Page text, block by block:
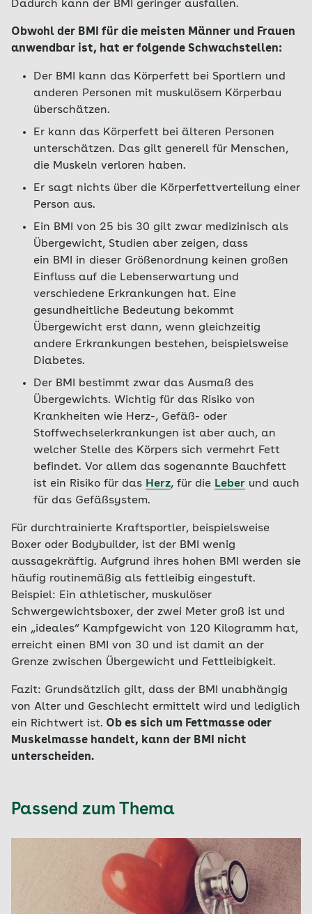
Dadurch kann der BMI geringer ausfallen.
Obwohl der BMI für die meisten Männer und Frauen
anwendbar ist, hat er folgende Schwachstellen:
Der BMI kann das Körperfett bei Sportlern und
anderen Personen mit muskulösem Körperbau
überschätzen.
Er kann das Körperfett bei älteren Personen
unterschätzen. Das gilt generell für Menschen,
die Muskeln verloren haben.
Er sagt nichts über die Körperfettverteilung einer
Person aus.
Ein BMI von 25 bis 30 gilt zwar medizinisch als
Übergewicht, Studien aber zeigen, dass
ein BMI in dieser Größenordnung keinen großen
Einfluss auf die Lebenserwartung und
verschiedene Erkrankungen hat. Eine
gesundheitliche Bedeutung bekommt
Übergewicht erst dann, wenn gleichzeitig
andere Erkrankungen bestehen, beispielsweise
Diabetes.
Der BMI bestimmt zwar das Ausmaß des
Übergewichts. Wichtig für das Risiko von
Krankheiten wie Herz-, Gefäß- oder
Stoffwechselerkrankungen ist aber auch, an
welcher Stelle des Körpers sich vermehrt Fett
befindet. Vor allem das sogenannte Bauchfett
ist ein Risiko für das Herz, für die Leber und auch
für das Gefäßsystem.
Für durchtrainierte Kraftsportler, beispielsweise
Boxer oder Bodybuilder, ist der BMI wenig
aussagekräftig. Aufgrund ihres hohen BMI werden sie
häufig routinemäßig als fettleibig eingestuft.
Beispiel: Ein athletischer, muskulöser
Schwergewichtsboxer, der zwei Meter groß ist und
ein „ideales“ Kampfgewicht von 120 Kilogramm hat,
erreicht einen BMI von 30 und ist damit an der
Grenze zwischen Übergewicht und Fettleibigkeit.
Fazit: Grundsätzlich gilt, dass der BMI unabhängig
von Alter und Geschlecht ermittelt wird und lediglich
ein Richtwert ist. Ob es sich um Fettmasse oder
Muskelmasse handelt, kann der BMI nicht
unterscheiden.
Passend zum Thema